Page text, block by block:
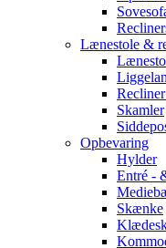
Lænestole &
Skamler
Opbevaring
Hylder
Entré -
Skænke